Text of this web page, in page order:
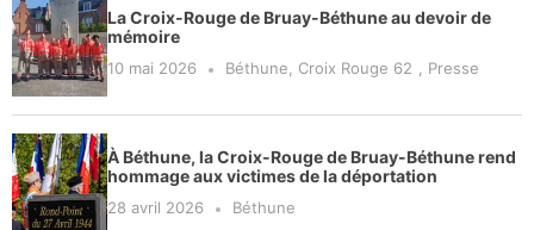
La Croix-Rouge de Bruay-Béthune au devoir de
mémoire
10 mai 2026 Béthune Croix Rouge 62 Presse
À Béthune, la Croix-Rouge de Bruay-Béthune rend
hommage aux victimes de la déportation
28 avril 2026 Béthune